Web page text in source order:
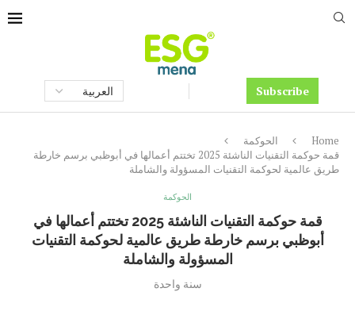
Subscribe
Home
الحوكمة
قمة حوكمة التقنيات الناشئة 2025 تختتم أعمالها في أبوظبي برسم خارطة
طريق عالمية لحوكمة التقنيات المسؤولة والشاملة
الحوكمة
قمة حوكمة التقنيات الناشئة 2025 تختتم أعمالها في
أبوظبي برسم خارطة طريق عالمية لحوكمة التقنيات
المسؤولة والشاملة
سنة واحدة